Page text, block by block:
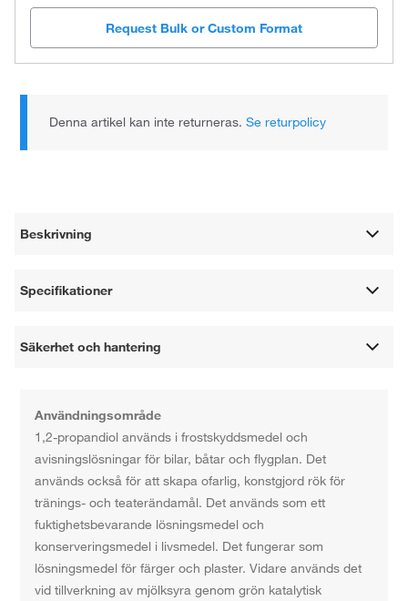
Request Bulk or Custom Format
Denna artikel kan inte returneras.Se returpolicy
Beskrivning
Specifikationer
Säkerhet och hantering
Användningsområde
1,2-propandiol används i frostskyddsmedel och
avisningslösningar för bilar, båtar och flygplan. Det
används också för att skapa ofarlig, konstgjord rök för
tränings- och teaterändamål. Det används som ett
fuktighetsbevarande lösningsmedel och
konserveringsmedel i livsmedel. Det fungerar som
lösningsmedel för färger och plaster. Vidare används det
vid tillverkning av mjölksyra genom grön katalytisk